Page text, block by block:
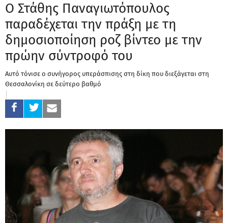
Ο Στάθης Παναγιωτόπουλος
παραδέχεται την πράξη με τη
δημοσιοποίηση ροζ βίντεο με την
πρώην σύντροφό του
Αυτό τόνισε ο συνήγορος υπεράσπισης στη δίκη που διεξάγεται στη
Θεσσαλονίκη σε δεύτερο βαθμό